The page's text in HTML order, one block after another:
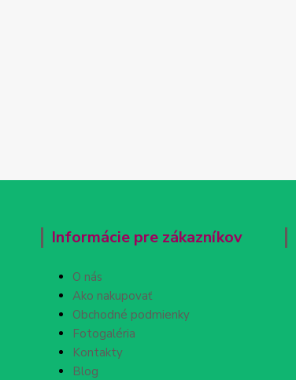
Informácie pre zákazníkov
O nás
Ako nakupovať
Obchodné podmienky
Fotogaléria
Kontakty
Blog